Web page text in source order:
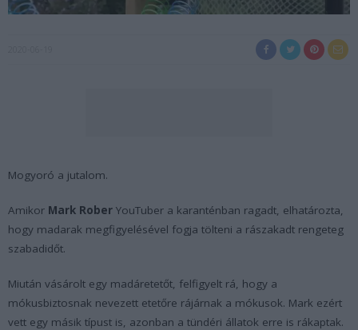
Mogyoró a jutalom.
Amikor Mark Rober YouTuber a karanténban ragadt, elhatározta,
hogy madarak megfigyelésével fogja tölteni a rászakadt rengeteg
szabadidőt.
Miután vásárolt egy madáretetőt, felfigyelt rá, hogy a
mókusbiztosnak nevezett etetőre rájárnak a mókusok. Mark ezért
vett egy másik típust is, azonban a tündéri állatok erre is rákaptak.